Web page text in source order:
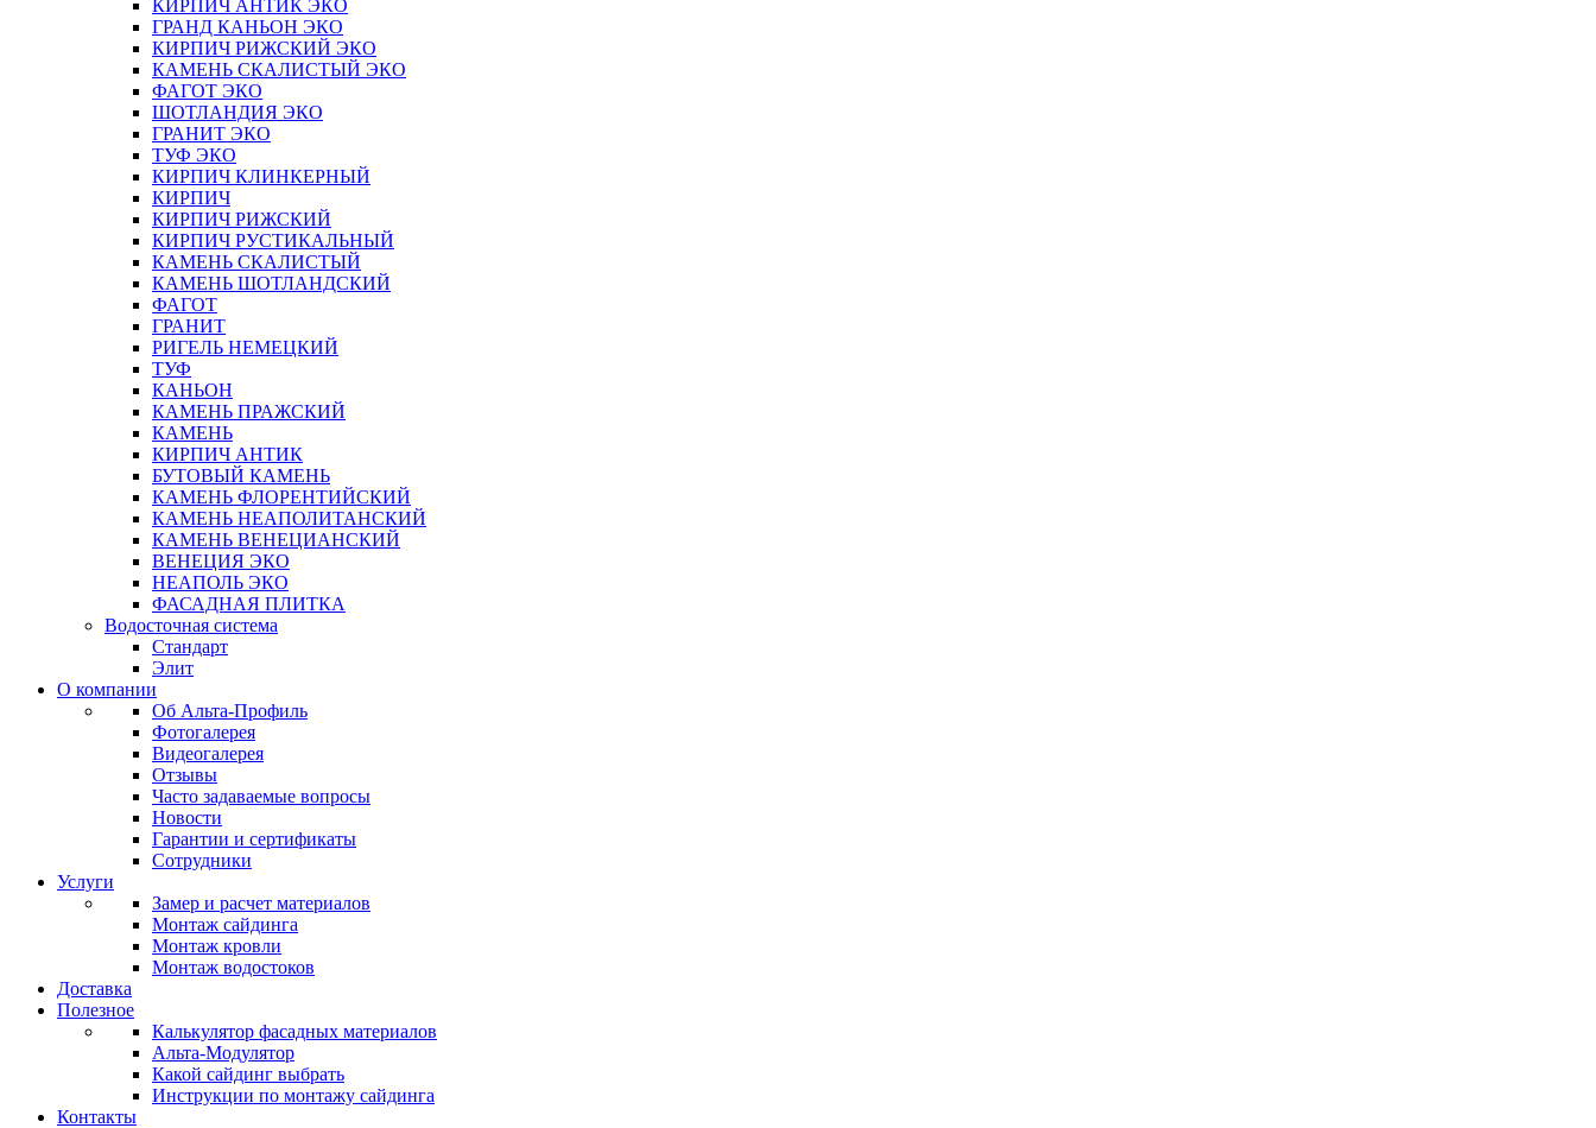
КИРПИЧ АНТИК ЭКО
ГРАНД КАНЬОН ЭКО
КИРПИЧ РИЖСКИЙ ЭКО
КАМЕНЬ СКАЛИСТЫЙ ЭКО
ФАГОТ ЭКО
ШОТЛАНДИЯ ЭКО
ГРАНИТ ЭКО
ТУФ ЭКО
КИРПИЧ КЛИНКЕРНЫЙ
КИРПИЧ
КИРПИЧ РИЖСКИЙ
КИРПИЧ РУСТИКАЛЬНЫЙ
КАМЕНЬ СКАЛИСТЫЙ
КАМЕНЬ ШОТЛАНДСКИЙ
ФАГОТ
ГРАНИТ
РИГЕЛЬ НЕМЕЦКИЙ
ТУФ
КАНЬОН
КАМЕНЬ ПРАЖСКИЙ
КАМЕНЬ
КИРПИЧ АНТИК
БУТОВЫЙ КАМЕНЬ
КАМЕНЬ ФЛОРЕНТИЙСКИЙ
КАМЕНЬ НЕАПОЛИТАНСКИЙ
КАМЕНЬ ВЕНЕЦИАНСКИЙ
ВЕНЕЦИЯ ЭКО
НЕАПОЛЬ ЭКО
ФАСАДНАЯ ПЛИТКА
Водосточная система
Стандарт
Элит
О компании
Об Альта-Профиль
Фотогалерея
Видеогалерея
Отзывы
Часто задаваемые вопросы
Новости
Гарантии и сертификаты
Сотрудники
Услуги
Замер и расчет материалов
Монтаж сайдинга
Монтаж кровли
Монтаж водостоков
Доставка
Полезное
Калькулятор фасадных материалов
Альта-Модулятор
Какой сайдинг выбрать
Инструкции по монтажу сайдинга
Контакты